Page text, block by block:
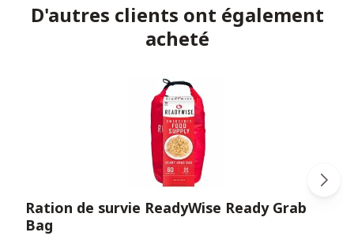
D'autres clients ont également
acheté
Ration de survie ReadyWise Ready Grab
Bag